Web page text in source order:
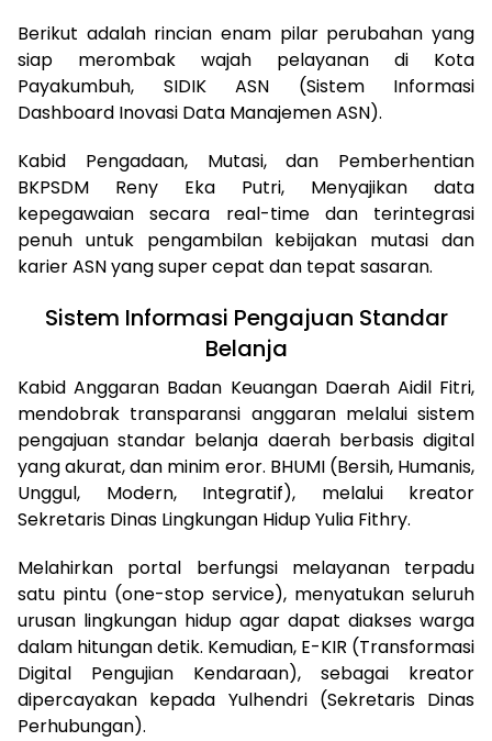
Berikut adalah rincian enam pilar perubahan yang
siap merombak wajah pelayanan di Kota
Payakumbuh, SIDIK ASN (Sistem Informasi
Dashboard Inovasi Data Manajemen ASN).
Kabid Pengadaan, Mutasi, dan Pemberhentian
BKPSDM Reny Eka Putri, Menyajikan data
kepegawaian secara real-time dan terintegrasi
penuh untuk pengambilan kebijakan mutasi dan
karier ASN yang super cepat dan tepat sasaran.
Sistem Informasi Pengajuan Standar
Belanja
Kabid Anggaran Badan Keuangan Daerah Aidil Fitri,
mendobrak transparansi anggaran melalui sistem
pengajuan standar belanja daerah berbasis digital
yang akurat, dan minim eror. BHUMI (Bersih, Humanis,
Unggul, Modern, Integratif), melalui kreator
Sekretaris Dinas Lingkungan Hidup Yulia Fithry.
Melahirkan portal berfungsi melayanan terpadu
satu pintu (one-stop service), menyatukan seluruh
urusan lingkungan hidup agar dapat diakses warga
dalam hitungan detik. Kemudian, E-KIR (Transformasi
Digital Pengujian Kendaraan), sebagai kreator
dipercayakan kepada Yulhendri (Sekretaris Dinas
Perhubungan).